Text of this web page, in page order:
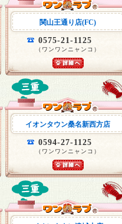
関山王通り店(FC)
0575-21-1125
（ワンワンニャンコ）
イオンタウン桑名新西方店
0594-27-1125
（ワンワンニャンコ）